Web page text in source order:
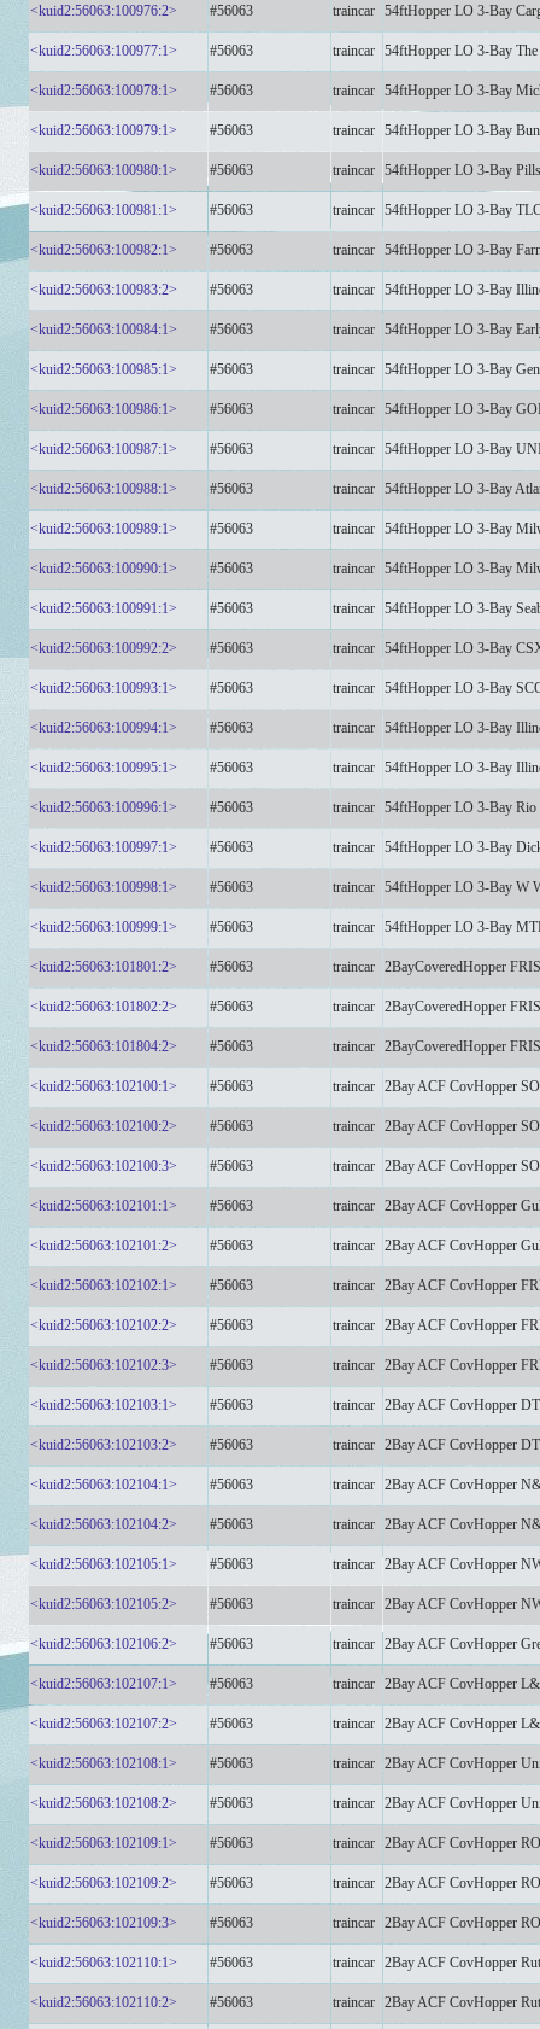
<kuid2:56063:100976:2> #56063 traincar 54ftHopper LO 3-Bay
<kuid2:56063:100977:1> #56063 traincar 54ftHopper LO 3-Bay
<kuid2:56063:100978:1> #56063 traincar 54ftHopper LO 3-Bay
<kuid2:56063:100979:1> #56063 traincar 54ftHopper LO 3-Bay
<kuid2:56063:100980:1> #56063 traincar 54ftHopper LO 3-Bay
<kuid2:56063:100981:1> #56063 traincar 54ftHopper LO 3-Bay
<kuid2:56063:100982:1> #56063 traincar 54ftHopper LO 3-Bay
<kuid2:56063:100983:2> #56063 traincar 54ftHopper LO 3-Bay
<kuid2:56063:100984:1> #56063 traincar 54ftHopper LO 3-Bay
<kuid2:56063:100985:1> #56063 traincar 54ftHopper LO 3-Bay
<kuid2:56063:100986:1> #56063 traincar 54ftHopper LO 3-Bay
<kuid2:56063:100987:1> #56063 traincar 54ftHopper LO 3-Bay
<kuid2:56063:100988:1> #56063 traincar 54ftHopper LO 3-Bay
<kuid2:56063:100989:1> #56063 traincar 54ftHopper LO 3-Bay
<kuid2:56063:100990:1> #56063 traincar 54ftHopper LO 3-Bay
<kuid2:56063:100991:1> #56063 traincar 54ftHopper LO 3-Bay
<kuid2:56063:100992:2> #56063 traincar 54ftHopper LO 3-Bay
<kuid2:56063:100993:1> #56063 traincar 54ftHopper LO 3-Bay
<kuid2:56063:100994:1> #56063 traincar 54ftHopper LO 3-Bay
<kuid2:56063:100995:1> #56063 traincar 54ftHopper LO 3-Bay
<kuid2:56063:100996:1> #56063 traincar 54ftHopper LO 3-Bay Rio
<kuid2:56063:100997:1> #56063 traincar 54ftHopper LO 3-Bay
<kuid2:56063:100998:1> #56063 traincar 54ftHopper LO 3-Bay W
<kuid2:56063:100999:1> #56063 traincar 54ftHopper LO 3-Bay
<kuid2:56063:101801:2> #56063 traincar 2BayCoveredHopper
<kuid2:56063:101802:2> #56063 traincar 2BayCoveredHopper
<kuid2:56063:101804:2> #56063 traincar 2BayCoveredHopper
<kuid2:56063:102100:1> #56063 traincar 2Bay ACF CovHopper
<kuid2:56063:102100:2> #56063 traincar 2Bay ACF CovHopper
<kuid2:56063:102100:3> #56063 traincar 2Bay ACF CovHopper
<kuid2:56063:102101:1> #56063 traincar 2Bay ACF CovHopper
<kuid2:56063:102101:2> #56063 traincar 2Bay ACF CovHopper
<kuid2:56063:102102:1> #56063 traincar 2Bay ACF CovHopper
<kuid2:56063:102102:2> #56063 traincar 2Bay ACF CovHopper
<kuid2:56063:102102:3> #56063 traincar 2Bay ACF CovHopper
<kuid2:56063:102103:1> #56063 traincar 2Bay ACF CovHopper
<kuid2:56063:102103:2> #56063 traincar 2Bay ACF CovHopper
<kuid2:56063:102104:1> #56063 traincar 2Bay ACF CovHopper
<kuid2:56063:102104:2> #56063 traincar 2Bay ACF CovHopper
<kuid2:56063:102105:1> #56063 traincar 2Bay ACF CovHopper
<kuid2:56063:102105:2> #56063 traincar 2Bay ACF CovHopper
<kuid2:56063:102106:2> #56063 traincar 2Bay ACF CovHopper
<kuid2:56063:102107:1> #56063 traincar 2Bay ACF CovHopper
<kuid2:56063:102107:2> #56063 traincar 2Bay ACF CovHopper
<kuid2:56063:102108:1> #56063 traincar 2Bay ACF CovHopper
<kuid2:56063:102108:2> #56063 traincar 2Bay ACF CovHopper
<kuid2:56063:102109:1> #56063 traincar 2Bay ACF CovHopper
<kuid2:56063:102109:2> #56063 traincar 2Bay ACF CovHopper
<kuid2:56063:102109:3> #56063 traincar 2Bay ACF CovHopper
<kuid2:56063:102110:1> #56063 traincar 2Bay ACF CovHopper
<kuid2:56063:102110:2> #56063 traincar 2Bay ACF CovHopper